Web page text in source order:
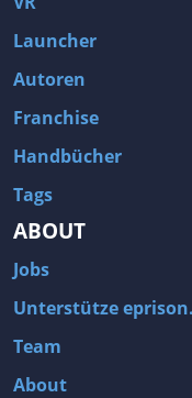
Launcher
Autoren
Franchise
Handbücher
Tags
ABOUT
Jobs
Unterstütze
Team
About